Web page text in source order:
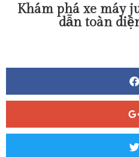
Khám phá xe máy
dẫn toàn